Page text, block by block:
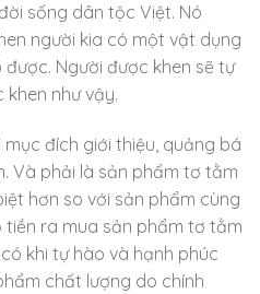
sống dân tộc Việt. Nó
người kia có một vật dụng
Người được khen sẽ tự
như vậy.
mục đích giới thiệu, quảng bá
Và phải là sản phẩm tơ tằm
hơn so với sản phẩm cùng
tiền ra mua sản phẩm tơ tằm
khi tự hào và hạnh phúc
chất lượng do chính